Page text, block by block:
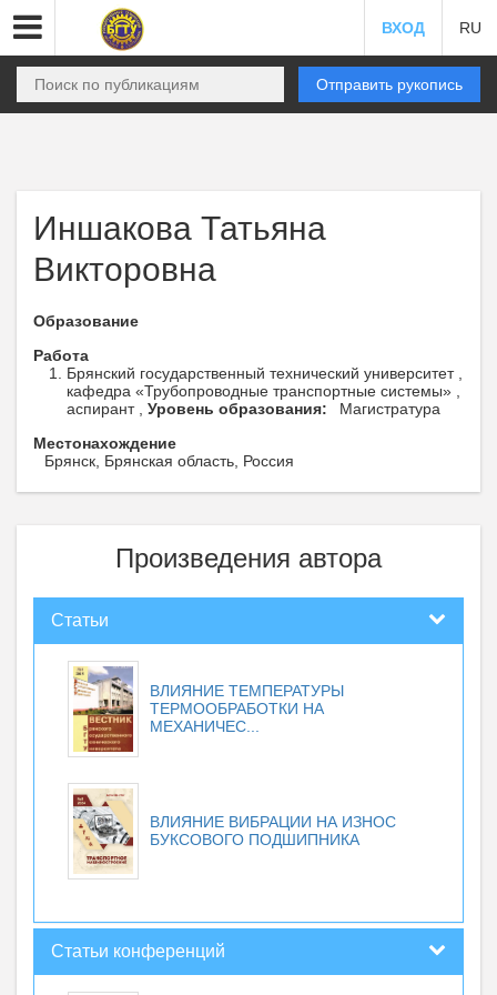
ВХОД RU
Отправить рукопись
Иншакова Татьяна
Викторовна
Образование
Работа
Брянский государственный технический университет ,
кафедра «Трубопроводные транспортные системы» ,
аспирант , Уровень образования:
Магистратура
Местонахождение
Брянск, Брянская область, Россия
Произведения автора
Статьи
ВЛИЯНИЕ ТЕМПЕРАТУРЫ
ТЕРМООБРАБОТКИ НА
МЕХАНИЧЕС...
ВЛИЯНИЕ ВИБРАЦИИ НА ИЗНОС
БУКСОВОГО ПОДШИПНИКА
Статьи конференций